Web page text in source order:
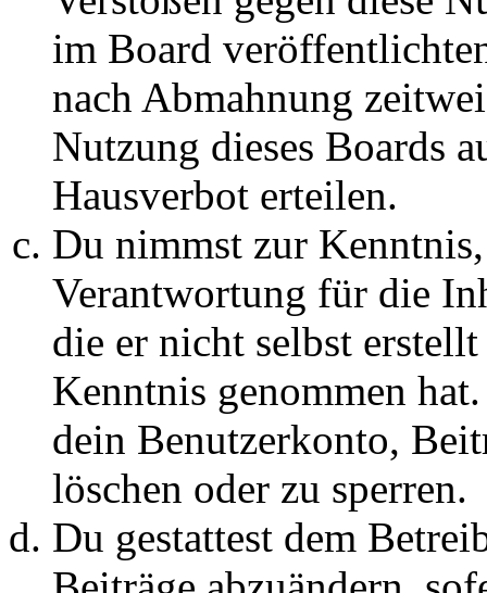
im Board
nach Abmahnung
Nutzung dieses Boards
Hausverbot erteilen.
Du nimmst zur
Verantwortung für die
die er nicht selbst
Kenntnis genommen
dein Benutzerkonto,
löschen oder zu sperren.
Du gestattest dem